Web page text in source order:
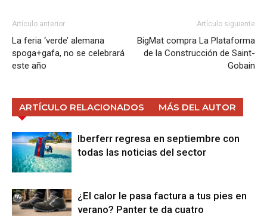
Artículo anterior
La feria ‘verde’ alemana
spoga+gafa, no se celebrará
este año
Artículo siguiente
BigMat compra La Plataforma
de la Construcción de Saint-
Gobain
ARTÍCULO RELACIONADOS MÁS DEL AUTOR
Iberferr regresa en septiembre con
todas las noticias del sector
¿El calor le pasa factura a tus pies en
verano? Panter te da cuatro